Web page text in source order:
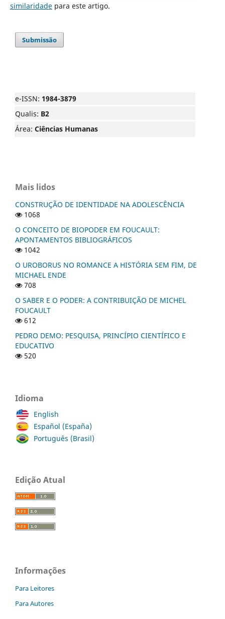
similaridadepara este artigo.
Submissão
e-ISSN: 1984-3879
Qualis: B2
Área: Ciências Humanas
Mais lidos
CONSTRUÇÃO DE IDENTIDADE NA ADOLESCÊNCIA
1068
O CONCEITO DE BIOPODER EM FOUCAULT:
APONTAMENTOS BIBLIOGRÁFICOS
1042
O UROBORUS NO ROMANCE A HISTÓRIA SEM FIM, DE
MICHAEL ENDE
708
O SABER E O PODER: A CONTRIBUIÇÃO DE MICHEL
FOUCAULT
612
PEDRO DEMO: PESQUISA, PRINCÍPIO CIENTÍFICO E
EDUCATIVO
520
Idioma
English
Español (España)
Português (Brasil)
Edição Atual
Informações
Para Leitores
Para Autores